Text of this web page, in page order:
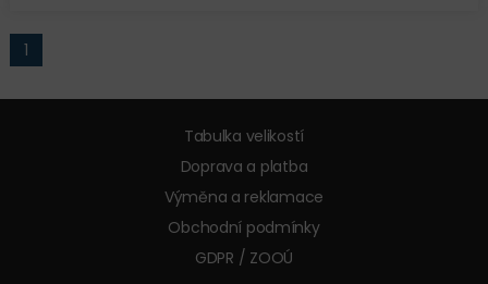
1
Tabulka velikostí
Doprava a platba
Výměna a reklamace
Obchodní podmínky
GDPR / ZOOÚ